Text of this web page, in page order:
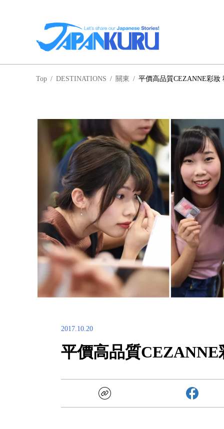
北
Top / DESTINATIONS / 關東 / 平價高品質CEZANNE彩妝
2017.10.20
平價高品質